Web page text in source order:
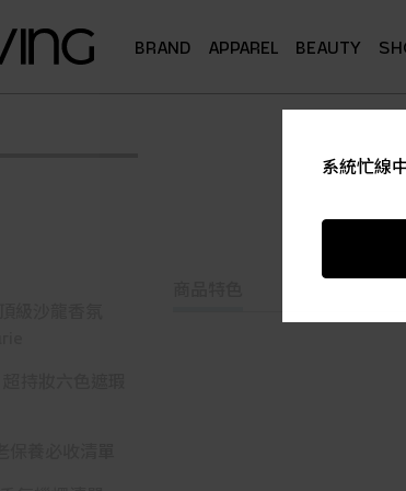
BRAND APPAREL BEAUTY
系統忙線
系統忙線
系統忙線
系統忙線
系統忙線
系統忙線